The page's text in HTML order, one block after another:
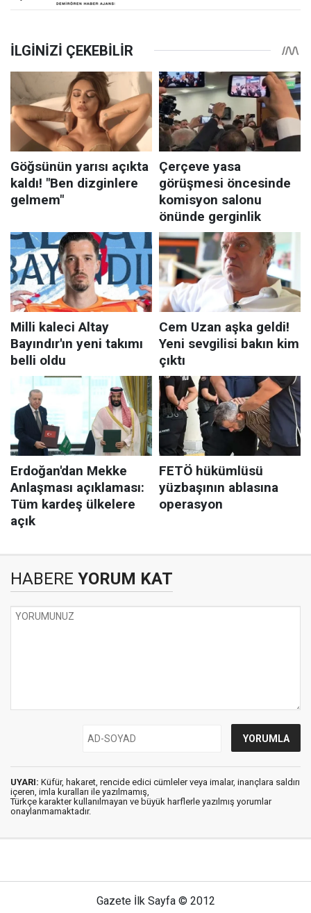
HABERE YORUM KAT
UYARI: Küfür, hakaret, rencide edici cümleler veya imalar, inançlara saldırı
içeren, imla kuralları ile yazılmamış,
Türkçe karakter kullanılmayan ve büyük harflerle yazılmış yorumlar
onaylanmamaktadır.
Gazete İlk Sayfa © 2012